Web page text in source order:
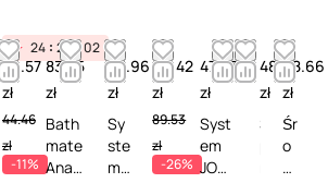
24 20 02
39.57
zł
44.46
zł
-11%
83.25
zł
Bath
mate
Anal
63.96
zł
Sy
ste
m
66.42
zł
89.53
zł
-26%
47.97
zł
Syst
em
JO
48.61
zł
S
68.66
zł
Śr
o
d